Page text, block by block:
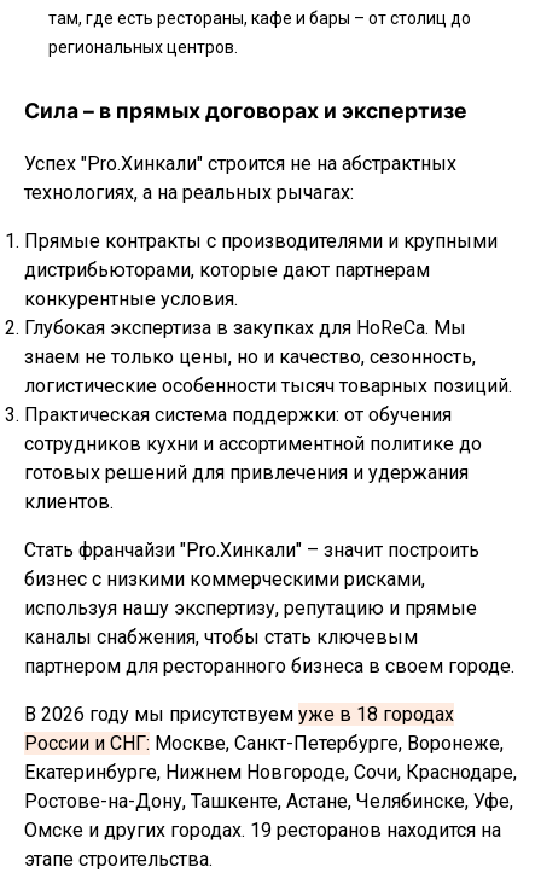
там, где есть рестораны, кафе и бары – от столиц до
региональных центров.
Сила – в прямых договорах и экспертизе
Успех "Pro.Хинкали" строится не на абстрактных
технологиях, а на реальных рычагах:
Прямые контракты с производителями и крупными
дистрибьюторами, которые дают партнерам
конкурентные условия.
Глубокая экспертиза в закупках для HoReCa. Мы
знаем не только цены, но и качество, сезонность,
логистические особенности тысяч товарных позиций.
Практическая система поддержки: от обучения
сотрудников кухни и ассортиментной политике до
готовых решений для привлечения и удержания
клиентов.
Стать франчайзи "Pro.Хинкали" – значит построить
бизнес с низкими коммерческими рисками,
используя нашу экспертизу, репутацию и прямые
каналы снабжения, чтобы стать ключевым
партнером для ресторанного бизнеса в своем городе.
В 2026 году мы присутствуем уже в 18 городах
России и СНГ: Москве, Санкт-Петербурге, Воронеже,
Екатеринбурге, Нижнем Новгороде, Сочи, Краснодаре,
Ростове-на-Дону, Ташкенте, Астане, Челябинске, Уфе,
Омске и других городах. 19 ресторанов находится на
этапе строительства.